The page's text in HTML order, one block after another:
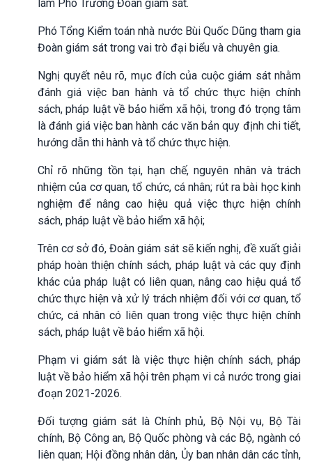
làm Phó Trưởng Đoàn giám sát.
Phó Tổng Kiểm toán nhà nước Bùi Quốc Dũng tham gia
Đoàn giám sát trong vai trò đại biểu và chuyên gia.
Nghị quyết nêu rõ, mục đích của cuộc giám sát nhằm
đánh giá việc ban hành và tổ chức thực hiện chính
sách, pháp luật về bảo hiểm xã hội, trong đó trọng tâm
là đánh giá việc ban hành các văn bản quy định chi tiết,
hướng dẫn thi hành và tổ chức thực hiện.
Chỉ rõ những tồn tại, hạn chế, nguyên nhân và trách
nhiệm của cơ quan, tổ chức, cá nhân; rút ra bài học kinh
nghiệm để nâng cao hiệu quả việc thực hiện chính
sách, pháp luật về bảo hiểm xã hội;
Trên cơ sở đó, Đoàn giám sát sẽ kiến nghị, đề xuất giải
pháp hoàn thiện chính sách, pháp luật và các quy định
khác của pháp luật có liên quan, nâng cao hiệu quả tổ
chức thực hiện và xử lý trách nhiệm đối với cơ quan, tổ
chức, cá nhân có liên quan trong việc thực hiện chính
sách, pháp luật về bảo hiểm xã hội.
Phạm vi giám sát là việc thực hiện chính sách, pháp
luật về bảo hiểm xã hội trên phạm vi cả nước trong giai
đoạn 2021-2026.
Đối tượng giám sát là Chính phủ, Bộ Nội vụ, Bộ Tài
chính, Bộ Công an, Bộ Quốc phòng và các Bộ, ngành có
liên quan; Hội đồng nhân dân, Ủy ban nhân dân các tỉnh,